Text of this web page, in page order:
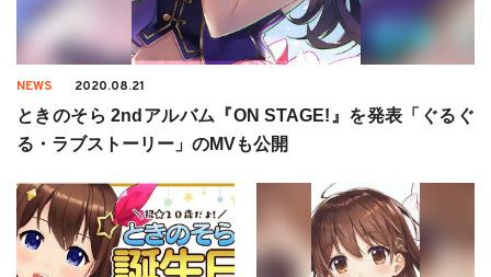
NEWS 2020.08.21
ときのそら 2ndアルバム『ON STAGE!』を発表「ぐるぐ
る・ラブストーリー」のMVも公開